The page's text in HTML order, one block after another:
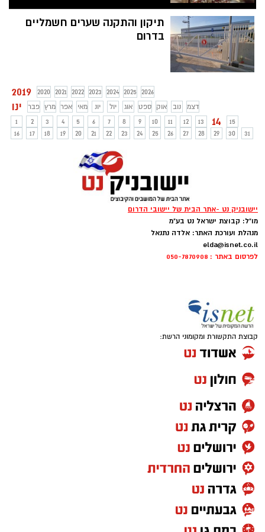
היבשים הפכו לסימן ההיכר המובהק של החג
ומגוון הפירות היבשים והפיצוחים הפכו להיות
מזוהים יותר מכל עם חג זה. שף מוטי אזולאי,
יבשים ופיצוחים – עוגיות פיצוחים וחטיף
WELLNESS (וולנס) ללא אפייה. קל להכנה
בבית ומתאים לסדר החג.
תיקון והתקנה שערים חשמליים
בדרום
2019 2020 2021 2022 2023 2024 2025 2026
ינו פבר מרץ אפר מאי יונ יול אוג ספט אוק נוב
דצמ
1
2 3 4 5 6 7 8 9 10 11 12 13 14
15
16
17 18 19 20 21 22 23 24 25 26 27 28 29 30 31
יישובניק נט -אתר הבית של יישובי הדרום
מו"ל: קבוצת ישראל נט בע"מ
מנהלת ועורכת האתר: אלדה נתנאל
elda@isnet.co.il
לפרסום באתר : 050-7870908
קבוצת התקשורת ומקומוני הרשת: